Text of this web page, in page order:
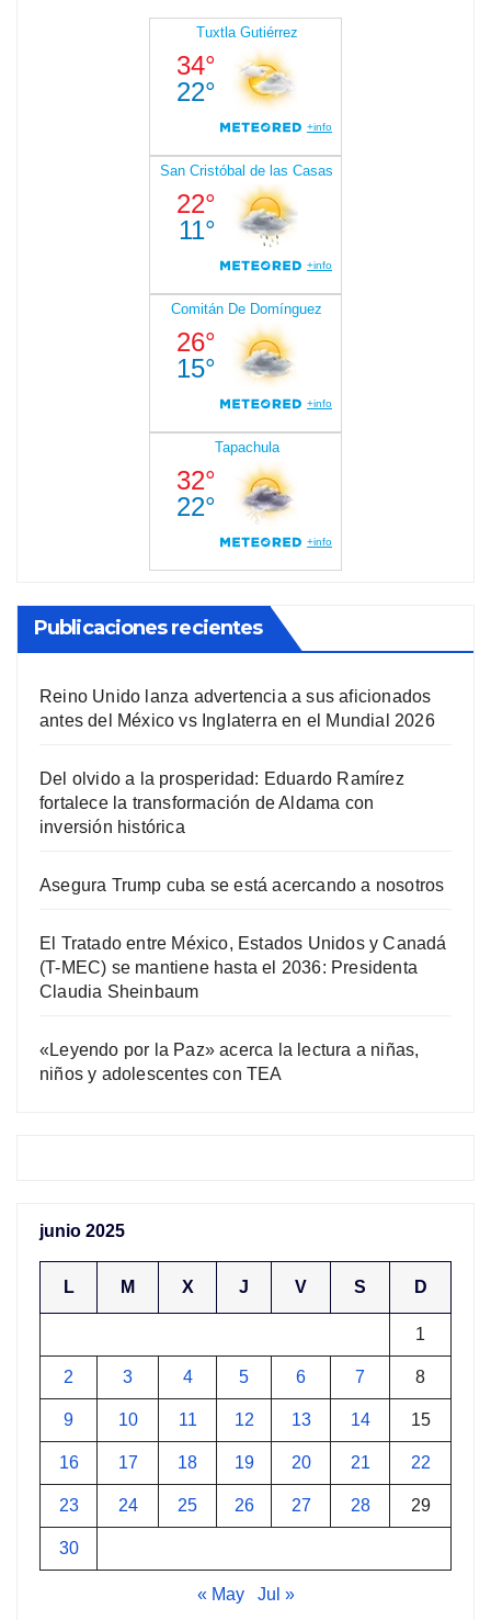
Publicaciones recientes
Reino Unido lanza advertencia a sus aficionados
antes del México vs Inglaterra en el Mundial 2026
Del olvido a la prosperidad: Eduardo Ramírez
fortalece la transformación de Aldama con
inversión histórica
Asegura Trump cuba se está acercando a nosotros
El Tratado entre México, Estados Unidos y Canadá
(T-MEC) se mantiene hasta el 2036: Presidenta
Claudia Sheinbaum
«Leyendo por la Paz» acerca la lectura a niñas,
niños y adolescentes con TEA
junio 2025
L M X J V S D
1
2 3 4 5 6 7 8
9 10 11 12 13 14 15
16 17 18 19 20 21 22
23 24 25 26 27 28 29
30
« May Jul »